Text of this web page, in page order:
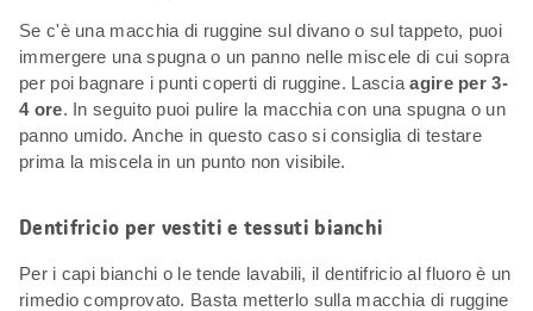
Se c'è una macchia di ruggine sul divano o sul tappeto, puoi
immergere una spugna o un panno nelle miscele di cui sopra
per poi bagnare i punti coperti di ruggine. Lasciaagire per 3-
4 ore. In seguito puoi pulire la macchia con una spugna o un
panno umido. Anche in questo caso si consiglia di testare
prima la miscela in un punto non visibile.
Dentifricio per vestiti e tessuti bianchi
Per i capi bianchi o le tende lavabili, il dentifricio al fluoro è un
rimedio comprovato. Basta metterlo sulla macchia di ruggine